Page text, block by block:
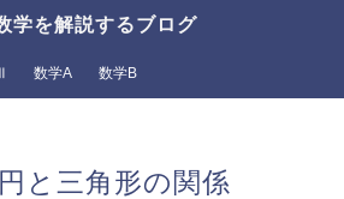
学を解説するブログ
数学A 数学B
と三角形の関係